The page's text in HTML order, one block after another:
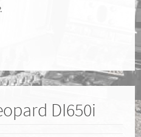
DI650i